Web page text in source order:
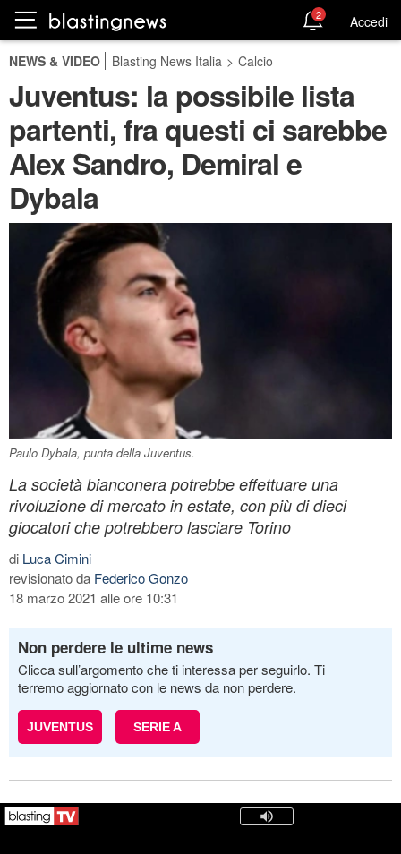
2 Accedi
NEWS & VIDEO Blasting News Italia > Calcio
Juventus: la possibile lista
partenti, fra questi ci sarebbe
Alex Sandro, Demiral e
Dybala
Paulo Dybala, punta della Juventus.
La società bianconera potrebbe effettuare una
rivoluzione di mercato in estate, con più di dieci
giocatori che potrebbero lasciare Torino
di Luca Cimini
revisionato da Federico Gonzo
18 marzo 2021 alle ore 10:31
Non perdere le ultime news
Clicca sull’argomento che ti interessa per seguirlo. Ti
terremo aggiornato con le news da non perdere.
JUVENTUS SERIE A